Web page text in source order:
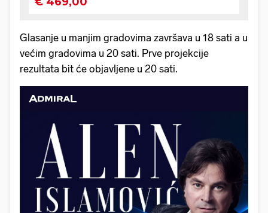
Glasanje u manjim gradovima završava u 18 sati a u
većim gradovima u 20 sati. Prve projekcije
rezultata bit će objavljene u 20 sati.